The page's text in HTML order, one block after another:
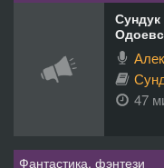
47
Фантастика, фэнтези